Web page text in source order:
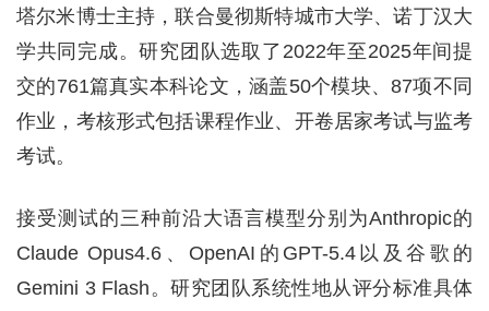
塔尔米博士主持，联合曼彻斯特城市大学、诺丁汉大
学共同完成。研究团队选取了2022年至2025年间提
交的761篇真实本科论文，涵盖50个模块、87项不同
作业，考核形式包括课程作业、开卷居家考试与监考
考试。
接受测试的三种前沿大语言模型分别为Anthropic的
Claude Opus4.6、OpenAI的GPT-5.4以及谷歌的
Gemini 3 Flash。研究团队系统性地从评分标准具体